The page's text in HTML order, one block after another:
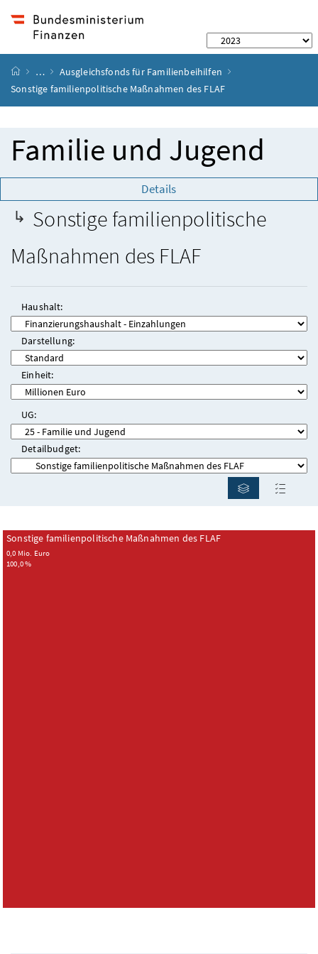
Startseite
…
Ausgleichsfonds für Familienbeihilfen
Sonstige familienpolitische Maßnahmen des FLAF
Familie und Jugend
Details
Sonstige familienpolitische
Maßnahmen des FLAF
Haushalt:
Darstellung:
Einheit:
UG:
Detailbudget:
Diagramm
Sonstige familienpolitische Maßnahmen des FLAF
0,0 Mio. Euro
100,0 %